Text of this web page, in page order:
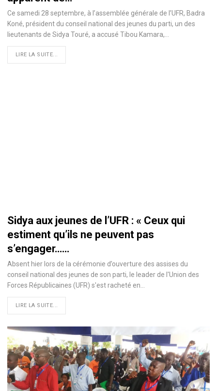
Ce samedi 28 septembre, à l’assemblée générale de l’UFR, Badra
Koné, président du conseil national des jeunes du parti, un des
lieutenants de Sidya Touré, a accusé Tibou Kamara,
LIRE LA SUITE...
Sidya aux jeunes de l’UFR : « Ceux qui
estiment qu’ils ne peuvent pas
s’engager……
Absent hier lors de la cérémonie d’ouverture des assises du
conseil national des jeunes de son parti, le leader de l'Union des
Forces Républicaines (UFR) s'est racheté en
LIRE LA SUITE...